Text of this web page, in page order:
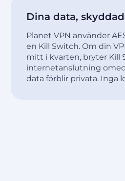
Dina data,
Planet VPN använder
en Kill Switch. Om din
mitt i kvarten, bryter Kill
internetanslutning
data förblir privata. Inga